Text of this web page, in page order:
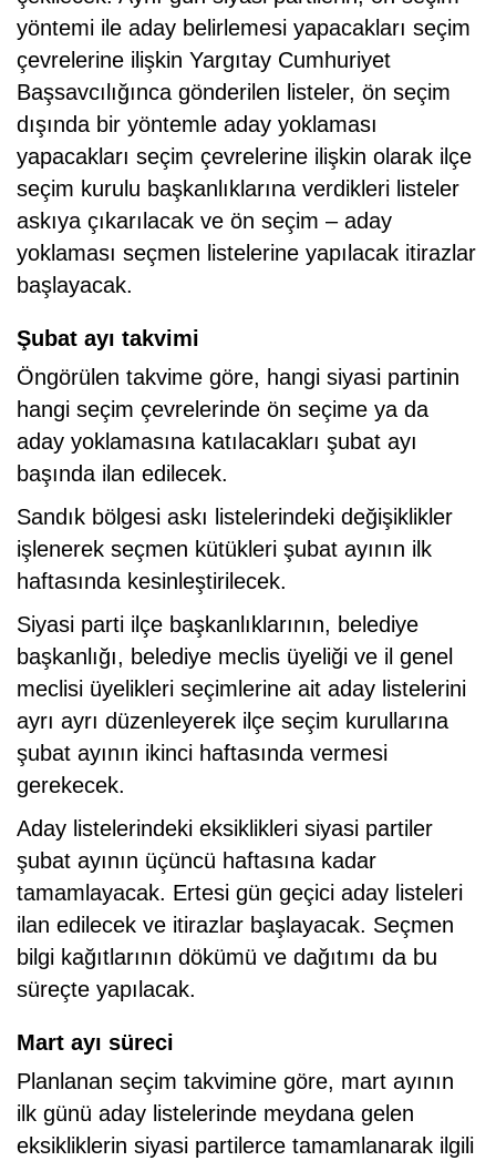
yöntemi ile aday belirlemesi yapacakları seçim
çevrelerine ilişkin Yargıtay Cumhuriyet
Başsavcılığınca gönderilen listeler, ön seçim
dışında bir yöntemle aday yoklaması
yapacakları seçim çevrelerine ilişkin olarak ilçe
seçim kurulu başkanlıklarına verdikleri listeler
askıya çıkarılacak ve ön seçim – aday
yoklaması seçmen listelerine yapılacak itirazlar
başlayacak.
Şubat ayı takvimi
Öngörülen takvime göre, hangi siyasi partinin
hangi seçim çevrelerinde ön seçime ya da
aday yoklamasına katılacakları şubat ayı
başında ilan edilecek.
Sandık bölgesi askı listelerindeki değişiklikler
işlenerek seçmen kütükleri şubat ayının ilk
haftasında kesinleştirilecek.
Siyasi parti ilçe başkanlıklarının, belediye
başkanlığı, belediye meclis üyeliği ve il genel
meclisi üyelikleri seçimlerine ait aday listelerini
ayrı ayrı düzenleyerek ilçe seçim kurullarına
şubat ayının ikinci haftasında vermesi
gerekecek.
Aday listelerindeki eksiklikleri siyasi partiler
şubat ayının üçüncü haftasına kadar
tamamlayacak. Ertesi gün geçici aday listeleri
ilan edilecek ve itirazlar başlayacak. Seçmen
bilgi kağıtlarının dökümü ve dağıtımı da bu
süreçte yapılacak.
Mart ayı süreci
Planlanan seçim takvimine göre, mart ayının
ilk günü aday listelerinde meydana gelen
eksikliklerin siyasi partilerce tamamlanarak ilgili